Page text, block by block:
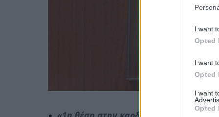
I want
Opted
I want
Opted
I want
Opted